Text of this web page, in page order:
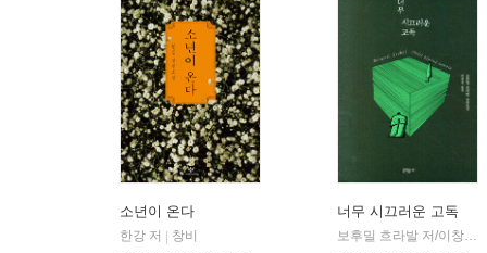
소년이 온다
한강 저
창비
너무 시끄러운 고독
보후밀 흐라발 저/이창실 역